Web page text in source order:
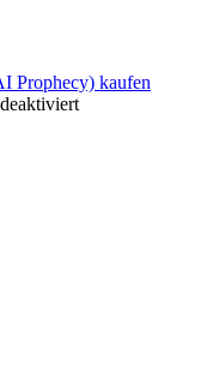
kaufen
Prophecy) kaufen
für